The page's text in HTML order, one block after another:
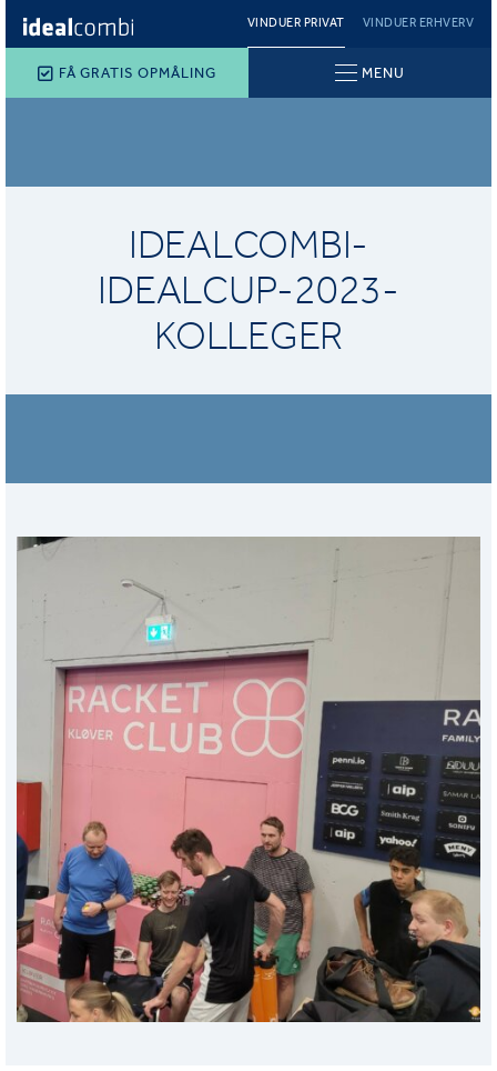
VINDUER PRIVAT VINDUER ERHVERV
FÅ GRATIS OPMÅLING MENU
IDEALCOMBI-
IDEALCUP-2023-
KOLLEGER